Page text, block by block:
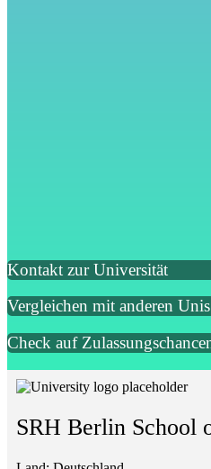
Kontakt zur Universität
Vergleichen mit anderen Unis
Check auf
SRH Berlin School